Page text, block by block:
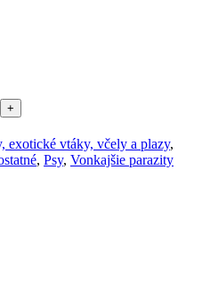
exotické vtáky, včely a plazy,
, Psy, Vonkajšie parazity